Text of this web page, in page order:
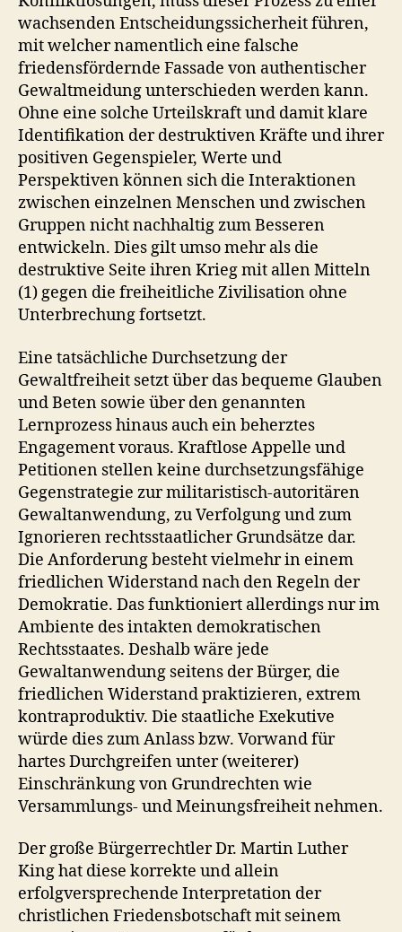
wachsenden Entscheidungssicherheit führen,
mit welcher namentlich eine falsche
friedensfördernde Fassade von authentischer
Gewaltmeidung unterschieden werden kann.
Ohne eine solche Urteilskraft und damit klare
Identifikation der destruktiven Kräfte und ihrer
positiven Gegenspieler, Werte und
Perspektiven können sich die Interaktionen
zwischen einzelnen Menschen und zwischen
Gruppen nicht nachhaltig zum Besseren
entwickeln. Dies gilt umso mehr als die
destruktive Seite ihren Krieg mit allen Mitteln
(1) gegen die freiheitliche Zivilisation ohne
Unterbrechung fortsetzt.
Eine tatsächliche Durchsetzung der
Gewaltfreiheit setzt über das bequeme Glauben
und Beten sowie über den genannten
Lernprozess hinaus auch ein beherztes
Engagement voraus. Kraftlose Appelle und
Petitionen stellen keine durchsetzungsfähige
Gegenstrategie zur militaristisch-autoritären
Gewaltanwendung, zu Verfolgung und zum
Ignorieren rechtsstaatlicher Grundsätze dar.
Die Anforderung besteht vielmehr in einem
friedlichen Widerstand nach den Regeln der
Demokratie. Das funktioniert allerdings nur im
Ambiente des intakten demokratischen
Rechtsstaates. Deshalb wäre jede
Gewaltanwendung seitens der Bürger, die
friedlichen Widerstand praktizieren, extrem
kontraproduktiv. Die staatliche Exekutive
würde dies zum Anlass bzw. Vorwand für
hartes Durchgreifen unter (weiterer)
Einschränkung von Grundrechten wie
Versammlungs- und Meinungsfreiheit nehmen.
Der große Bürgerrechtler Dr. Martin Luther
King hat diese korrekte und allein
erfolgversprechende Interpretation der
christlichen Friedensbotschaft mit seinem